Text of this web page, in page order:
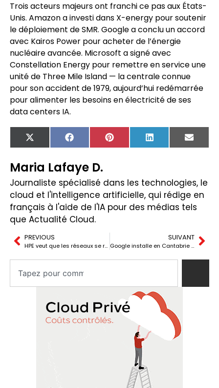
Trois acteurs majeurs ont franchi ce pas aux États-
Unis. Amazon a investi dans X-energy pour soutenir
le déploiement de SMR. Google a conclu un accord
avec Kairos Power pour acheter de l’énergie
nucléaire avancée. Microsoft a signé avec
Constellation Energy pour remettre en service une
unité de Three Mile Island — la centrale connue
pour son accident de 1979, aujourd’hui redémarrée
pour alimenter les besoins en électricité de ses
data centers IA.
X
(Twitter)
FacebookPinterest LinkedIn Email
Maria Lafaye D.
Journaliste spécialisé dans les technologies, le
cloud et l'intelligence artificielle, qui rédige en
français à l'aide de l'IA pour des médias tels
que Actualité Cloud.
PREVIOUS
HPE veut que les réseaux se réparent eux-mêmes avec une IA agissante
SUIVANT
Google installe en Cantabrie le nœud terrestre du câble Sol : ce que cela change pour l’Europe